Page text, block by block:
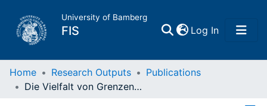
University of Bamberg
FIS Log In(current)
Home
Home Research Outputs
Publications
Die Vielfalt von Grenzen : Formenreiche Strukturierungsmöglichkeiten zwischen Alltag, Planung und Politik